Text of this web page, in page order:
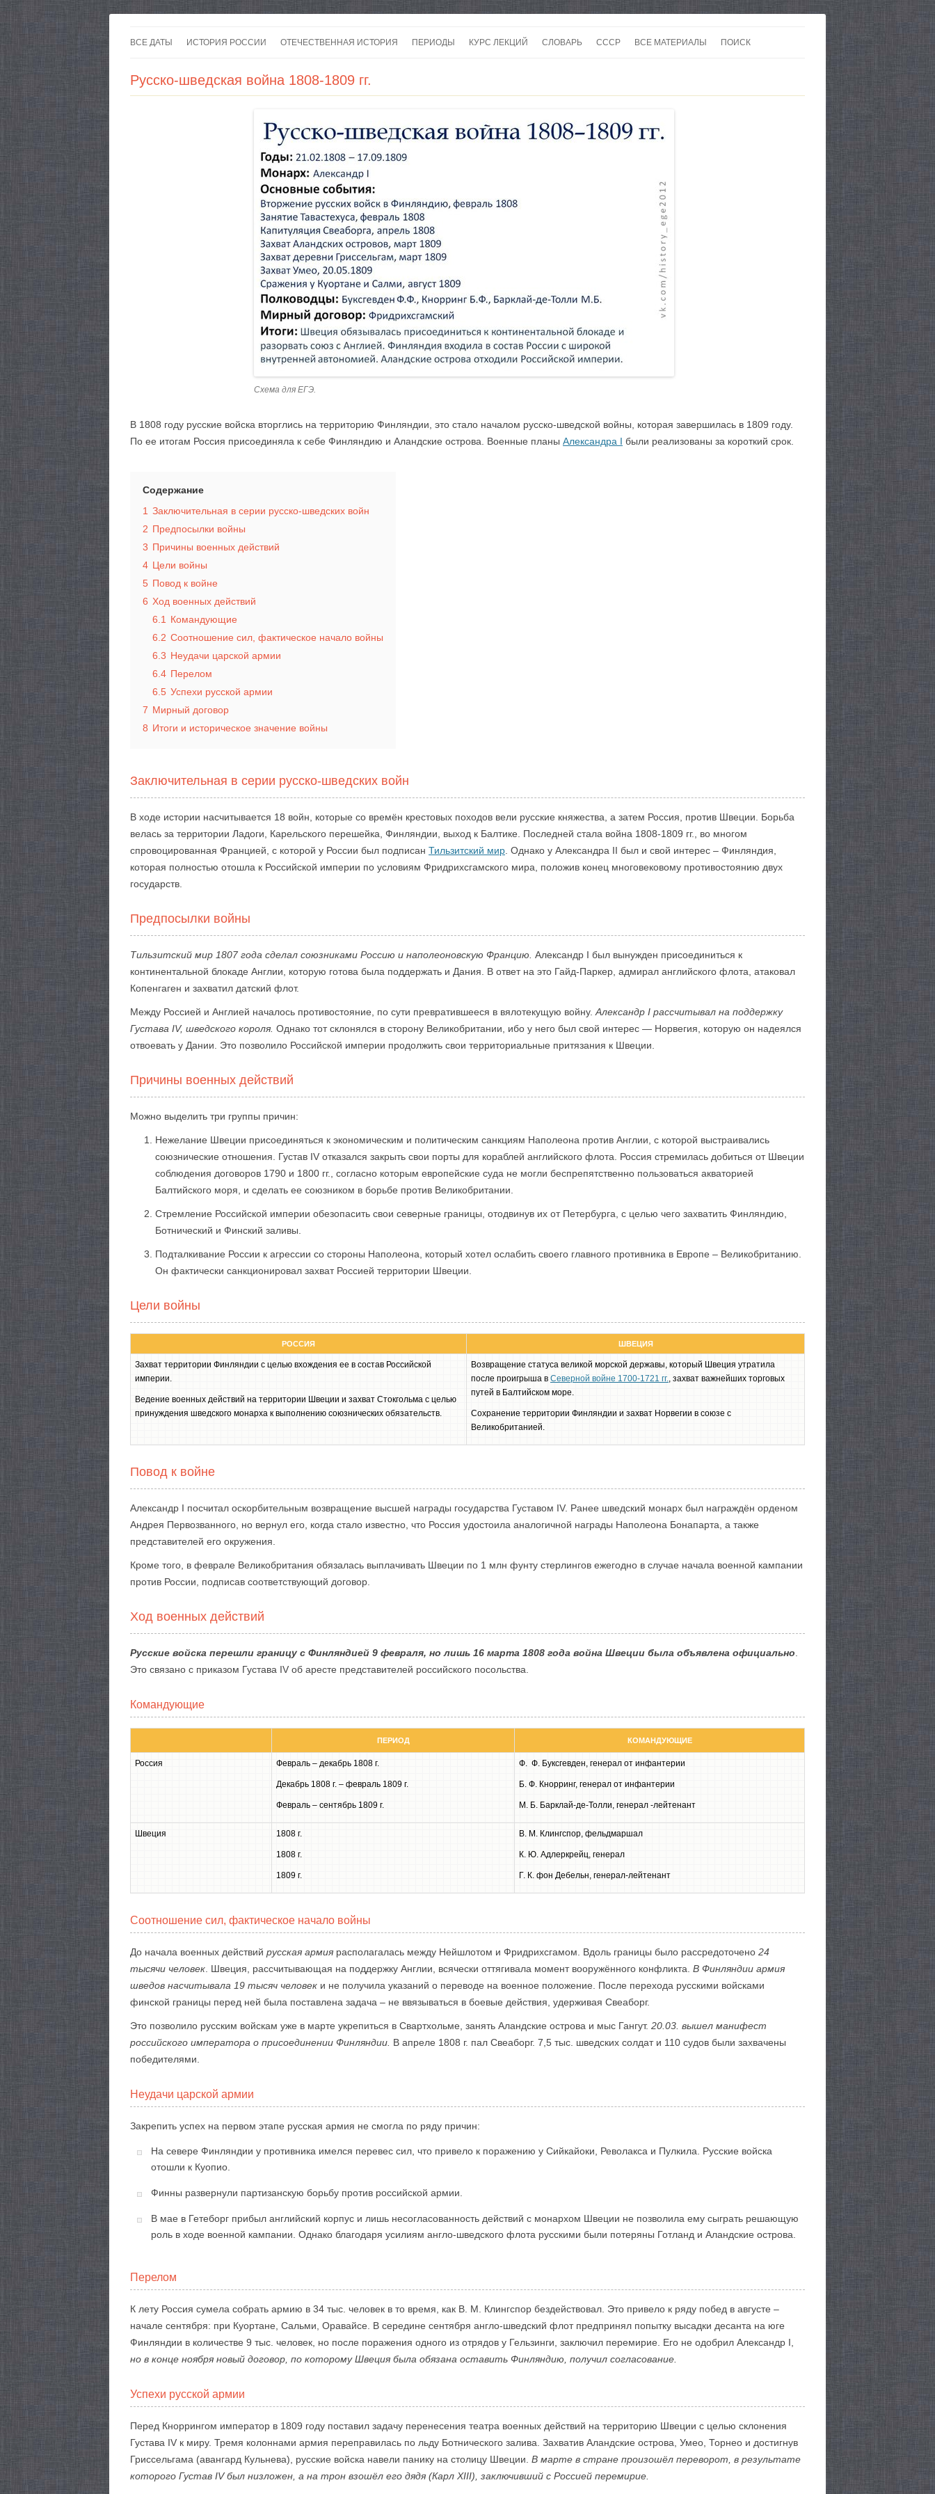
к
ВСЕ ДАТЫ ИСТОРИЯ РОССИИ ОТЕЧЕСТВЕННАЯ ИСТОРИЯ ПЕРИОДЫ КУРС ЛЕКЦИЙ СЛОВАРЬ СССР ВСЕ МАТЕРИАЛЫ
КАРТЫ
ПОИСК
Русско-шведская война 1808-1809 гг.
Схема для ЕГЭ.
В 1808 году русские войска вторглись на территорию Финляндии, это стало началом русско-шведской войны, которая завершилась в 1809 году.
По ее итогам Россия присоединяла к себе Финляндию и Аландские острова. Военные планы Александра I были реализованы за короткий срок.
Содержание
1 Заключительная в серии русско-шведских войн
2 Предпосылки войны
3 Причины военных действий
4 Цели войны
5 Повод к войне
6 Ход военных действий
6.1
Командующие
6.2 Соотношение сил, фактическое начало войны
6.3 Неудачи царской армии
6.4 Перелом
6.5 Успехи русской армии
7 Мирный договор
8 Итоги и историческое значение войны
Заключительная в серии русско-шведских войн
В ходе истории насчитывается 18 войн, которые со времён крестовых походов вели русские княжества, а затем Россия, против Швеции. Борьба
велась за территории Ладоги, Карельского перешейка, Финляндии, выход к Балтике. Последней стала война 1808-1809 гг., во многом
спровоцированная Францией, с которой у России был подписан Тильзитский мир . Однако у Александра II был и свой интерес – Финляндия,
которая полностью отошла к Российской империи по условиям Фридрихсгамского мира, положив конец многовековому противостоянию двух
государств.
Предпосылки войны
Тильзитский мир 1807 года сделал союзниками Россию и наполеоновскую Францию. Александр I был вынужден присоединиться к
континентальной блокаде Англии, которую готова была поддержать и Дания. В ответ на это Гайд-Паркер, адмирал английского флота, атаковал
Копенгаген и захватил датский флот.
Между Россией и Англией началось противостояние, по сути превратившееся в вялотекущую войну. Александр I рассчитывал на поддержку
Густава IV, шведского короля. Однако тот склонялся в сторону Великобритании, ибо у него был свой интерес — Норвегия, которую он надеялся
отвоевать у Дании. Это позволило Российской империи продолжить свои территориальные притязания к Швеции.
Причины военных действий
Можно выделить три группы причин:
Нежелание Швеции присоединяться к экономическим и политическим санкциям Наполеона против Англии, с которой выстраивались
союзнические отношения. Густав IV отказался закрыть свои порты для кораблей английского флота. Россия стремилась добиться от Швеции
соблюдения договоров 1790 и 1800 гг., согласно которым европейские суда не могли беспрепятственно пользоваться акваторией
Балтийского моря, и сделать ее союзником в борьбе против Великобритании.
Стремление Российской империи обезопасить свои северные границы, отодвинув их от Петербурга, с целью чего захватить Финляндию,
Ботнический и Финский заливы.
Подталкивание России к агрессии со стороны Наполеона, который хотел ослабить своего главного противника в Европе – Великобританию.
Он фактически санкционировал захват Россией территории Швеции.
Цели войны
РОССИЯ ШВЕЦИЯ
Захват территории Финляндии с целью вхождения ее в состав Российской
империи.
Ведение военных действий на территории Швеции и захват Стокгольма с целью
принуждения шведского монарха к выполнению союзнических обязательств.
Возвращение статуса великой морской державы, который Швеция утратила
после проигрыша в Северной войне 1700-1721 гг., захват важнейших торговых
путей в Балтийском море.
Сохранение территории Финляндии и захват Норвегии в союзе с
Великобританией.
Повод к войне
Александр I посчитал оскорбительным возвращение высшей награды государства Густавом IV. Ранее шведский монарх был награждён орденом
Андрея Первозванного, но вернул его, когда стало известно, что Россия удостоила аналогичной награды Наполеона Бонапарта, а также
представителей его окружения.
Кроме того, в феврале Великобритания обязалась выплачивать Швеции по 1 млн фунту стерлингов ежегодно в случае начала военной кампании
против России, подписав соответствующий договор.
Ход военных действий
Русские войска перешли границу с Финляндией 9 февраля, но лишь 16 марта 1808 года война Швеции была объявлена официально
Это связано с приказом Густава IV об аресте представителей российского посольства.
Командующие
ПЕРИОД КОМАНДУЮЩИЕ
Россия Февраль – декабрь 1808 г.
Декабрь 1808 г. – февраль 1809 г.
Февраль – сентябрь 1809 г.
Ф. Ф. Буксгевден, генерал от инфантерии
Б. Ф. Кнорринг, генерал от инфантерии
М. Б. Барклай-де-Толли, генерал -лейтенант
Швеция 1808 г.
1808 г.
1809 г.
В. М. Клингспор, фельдмаршал
К. Ю. Адлеркрейц, генерал
Г. К. фон Дебельн, генерал-лейтенант
Соотношение сил, фактическое начало войны
До начала военных действий русская армия располагалась между Нейшлотом и Фридрихсгамом. Вдоль границы было рассредоточено 24
тысячи человек . Швеция, рассчитывающая на поддержку Англии, всячески оттягивала момент вооружённого конфликта. В Финляндии армия
шведов насчитывала 19 тысяч человек и не получила указаний о переводе на военное положение. После перехода русскими войсками
финской границы перед ней была поставлена задача – не ввязываться в боевые действия, удерживая Свеаборг.
Это позволило русским войскам уже в марте укрепиться в Свартхольме, занять Аландские острова и мыс Гангут. 20.03. вышел манифест
российского императора о присоединении Финляндии. В апреле 1808 г. пал Свеаборг. 7,5 тыс. шведских солдат и 110 судов были захвачены
победителями.
Неудачи царской армии
Закрепить успех на первом этапе русская армия не смогла по ряду причин:
На севере Финляндии у противника имелся перевес сил, что привело к поражению у Сийкайоки, Револакса и Пулкила. Русские войска
отошли к Куопио.
Финны развернули партизанскую борьбу против российской армии.
В мае в Гетеборг прибыл английский корпус и лишь несогласованность действий с монархом Швеции не позволила ему сыграть решающую
роль в ходе военной кампании. Однако благодаря усилиям англо-шведского флота русскими были потеряны Готланд и Аландские острова.
Перелом
К лету Россия сумела собрать армию в 34 тыс. человек в то время, как В. М. Клингспор бездействовал. Это привело к ряду побед в августе –
начале сентября: при Куортане, Сальми, Оравайсе. В середине сентября англо-шведский флот предпринял попытку высадки десанта на юге
Финляндии в количестве 9 тыс. человек, но после поражения одного из отрядов у Гельзинги, заключил перемирие. Его не одобрил Александр I,
но в конце ноября новый договор, по которому Швеция была обязана оставить Финляндию, получил согласование.
Успехи русской армии
Перед Кноррингом император в 1809 году поставил задачу перенесения театра военных действий на территорию Швеции с целью склонения
Густава IV к миру. Тремя колоннами армия переправилась по льду Ботнического залива. Захватив Аландские острова, Умео, Торнео и достигнув
Гриссельгама (авангард Кульнева), русские войска навели панику на столицу Швеции. В марте в стране произошёл переворот, в результате
которого Густав IV был низложен, а на трон взошёл его дядя (Карл XIII), заключивший с Россией перемирие.